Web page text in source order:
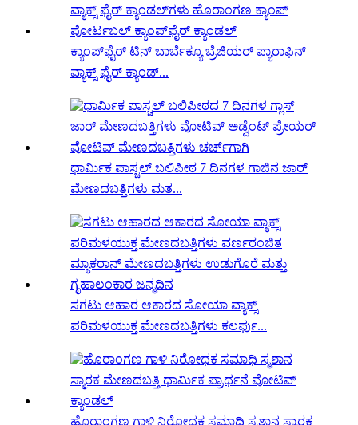
ಕ್ಯಾಂಪ್‌ಫೈರ್ ಟಿನ್ ಬಾರ್ಬೆಕ್ಯೂ ಬ್ರೆಜಿಯರ್ ಪ್ಯಾರಾಫಿನ್
ವ್ಯಾಕ್ಸ್ ಫೈರ್ ಕ್ಯಾಂಡ್...
ಧಾರ್ಮಿಕ ಪಾಸ್ಚಲ್ ಬಲಿಪೀಠ 7 ದಿನಗಳ ಗಾಜಿನ ಜಾರ್
ಮೇಣದಬತ್ತಿಗಳು ಮತ...
ಸಗಟು ಆಹಾರ ಆಕಾರದ ಸೋಯಾ ವ್ಯಾಕ್ಸ್
ಪರಿಮಳಯುಕ್ತ ಮೇಣದಬತ್ತಿಗಳು ಕಲರ್ಫು...
ಹೊರಾಂಗಣ ಗಾಳಿ ನಿರೋಧಕ ಸಮಾಧಿ ಸ್ಮಶಾನ ಸ್ಮಾರಕ